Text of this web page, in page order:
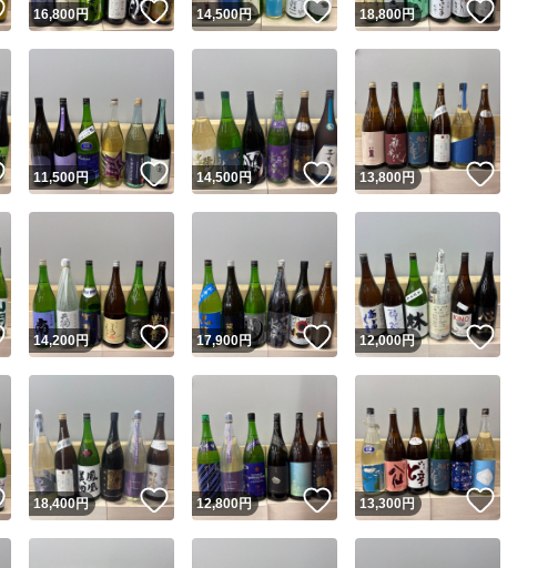
ユーザーの実績につい
Yahoo!フリマが定めた一定の基準を満たしたユーザーに
安心取引出品者 Yahoo!フリマの基準をクリアし
取引実績
この商品の情報をコピー
商品画像の無断転載は禁止されています
いいね！
16,800円 いいね！
14,500円 いいね！
18,800円 いいね！
いいね！
11,500円 いいね！
14,500円 いいね！
13,800円 いいね！
いいね！
14,200円 いいね！
17,900円 いいね！
12,000円 いいね！
いいね！
18,400円 いいね！
12,800円 いいね！
13,300円 いいね！